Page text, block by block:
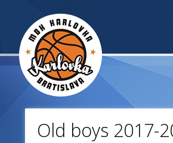
Old boys 2017-